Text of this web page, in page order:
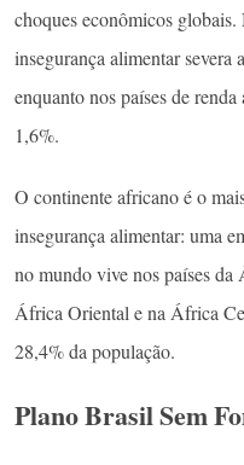
choques econômicos globais.
insegurança alimentar severa
enquanto nos países de
1,6%.
O continente africano é o
insegurança alimentar: uma
no mundo vive nos países
África Oriental e na África
28,4% da população.
Plano Brasil Sem